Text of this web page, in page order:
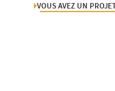
VOUS AVEZ UN